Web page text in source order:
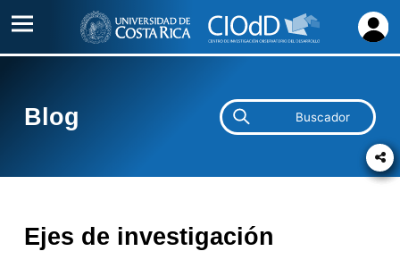
Acerca
Proyectos
Contacto
Blog
Ejes de investigación